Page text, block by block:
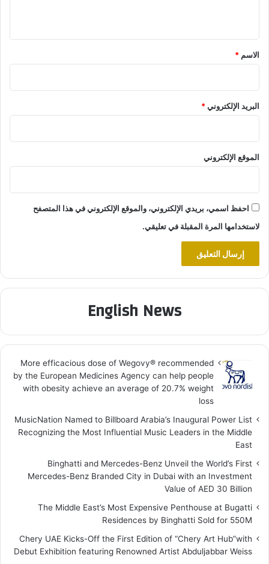
*
الاسم *
البريد الإلكتروني*
الموقع الإلكتروني
احفظ اسمي، بريدي الإلكتروني، والموقع الإلكتروني في هذا المتصفح
لاستخدامها المرة المقبلة في تعليقي.
English News
More efficacious dose of Wegovy®️ recommended
by the European Medicines Agency can help people
with obesity achieve an average of 20.7% weight
loss
MusicNation Named to Billboard Arabia’s Inaugural Power List
Recognizing the Most Influential Music Leaders in the Middle
East
Binghatti and Mercedes-Benz Unveil the World’s First
Mercedes-Benz Branded City in Dubai with an Investment
Value of AED 30 Billion
The Middle East’s Most Expensive Penthouse at Bugatti
Residences by Binghatti Sold for 550M
Chery UAE Kicks-Off the First Edition of “Chery Art Hub”with
Debut Exhibition featuring Renowned Artist Abduljabbar Weiss